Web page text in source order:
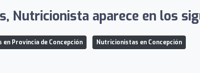
Nutricionista aparece en los
Provincia de Concepción Nutricionistas en Concepción